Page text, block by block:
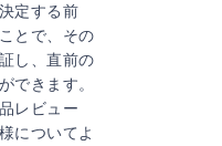
定する前
とで、その
し、直前の
できます。
レビュー
についてよ